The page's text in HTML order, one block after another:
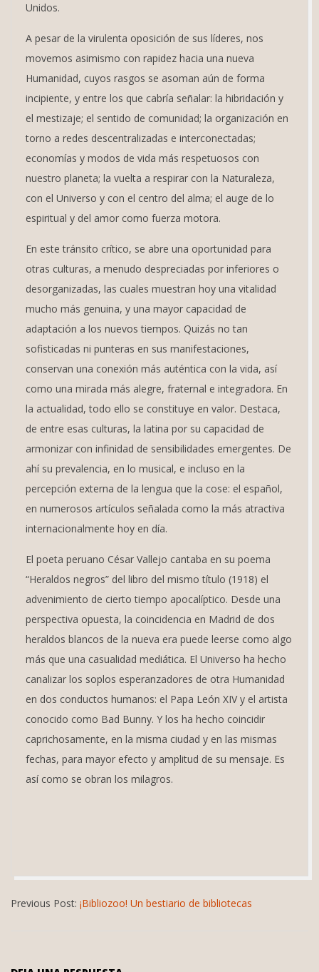
Unidos.
A pesar de la virulenta oposición de sus líderes, nos
movemos asimismo con rapidez hacia una nueva
Humanidad, cuyos rasgos se asoman aún de forma
incipiente, y entre los que cabría señalar: la hibridación y
el mestizaje; el sentido de comunidad; la organización en
torno a redes descentralizadas e interconectadas;
economías y modos de vida más respetuosos con
nuestro planeta; la vuelta a respirar con la Naturaleza,
con el Universo y con el centro del alma; el auge de lo
espiritual y del amor como fuerza motora.
En este tránsito crítico, se abre una oportunidad para
otras culturas, a menudo despreciadas por inferiores o
desorganizadas, las cuales muestran hoy una vitalidad
mucho más genuina, y una mayor capacidad de
adaptación a los nuevos tiempos. Quizás no tan
sofisticadas ni punteras en sus manifestaciones,
conservan una conexión más auténtica con la vida, así
como una mirada más alegre, fraternal e integradora. En
la actualidad, todo ello se constituye en valor. Destaca,
de entre esas culturas, la latina por su capacidad de
armonizar con infinidad de sensibilidades emergentes. De
ahí su prevalencia, en lo musical, e incluso en la
percepción externa de la lengua que la cose: el español,
en numerosos artículos señalada como la más atractiva
internacionalmente hoy en día.
El poeta peruano César Vallejo cantaba en su poema
“Heraldos negros” del libro del mismo título (1918) el
advenimiento de cierto tiempo apocalíptico. Desde una
perspectiva opuesta, la coincidencia en Madrid de dos
heraldos blancos de la nueva era puede leerse como algo
más que una casualidad mediática. El Universo ha hecho
canalizar los soplos esperanzadores de otra Humanidad
en dos conductos humanos: el Papa León XIV y el artista
conocido como Bad Bunny. Y los ha hecho coincidir
caprichosamente, en la misma ciudad y en las mismas
fechas, para mayor efecto y amplitud de su mensaje. Es
así como se obran los milagros.
06-
Previous Post: ¡Bibliozoo! Un bestiario de bibliotecas